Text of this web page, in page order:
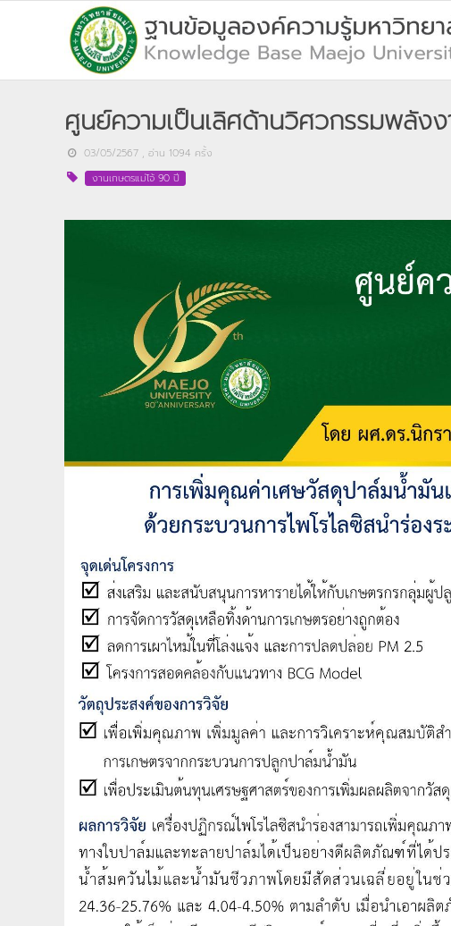
ศูนย์ความเป็นเลิศด้านวิศวกรรมพลั
03/05/2567 , อ่าน 1094 ครั้ง
งานเกษตรแม่โจ้ 90 ปี